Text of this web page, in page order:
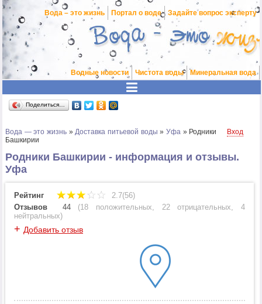
Вода – это жизнь Портал о воде Задайте вопрос эксперту
Водные новости Чистота воды Минеральная вода
Поделиться…
Вода — это жизнь»Доставка питьевой воды » Уфа» Родники
Башкирии
Вход
Родники Башкирии - информация и отзывы.
Уфа
Рейтинг
2.7(56)
Отзывов
44(18 положительных, 22 отрицательных,4
нейтральных)
+ Добавить отзыв